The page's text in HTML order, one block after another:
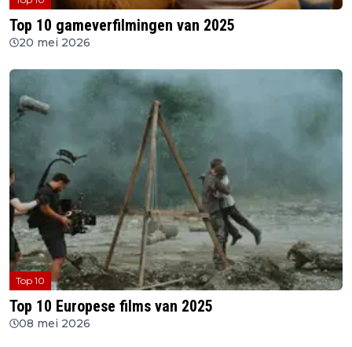
Top 10 gameverfilmingen van 2025
20 mei 2026
Top 10
Top 10 Europese films van 2025
08 mei 2026